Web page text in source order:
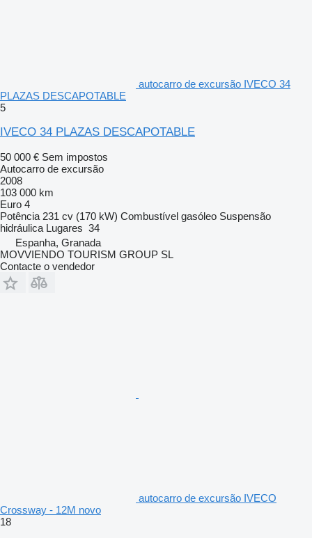
autocarro de excursão IVECO 34
PLAZAS DESCAPOTABLE
5
IVECO 34 PLAZAS DESCAPOTABLE
50 000 € Sem impostos
Autocarro de excursão
2008
103 000 km
Euro 4
Potência 231 cv (170 kW) Combustível gasóleo Suspensão
hidráulica Lugares 34
Espanha, Granada
MOVVIENDO TOURISM GROUP SL
Contacte o vendedor
autocarro de excursão IVECO
Crossway - 12M novo
18